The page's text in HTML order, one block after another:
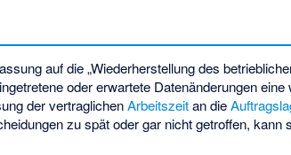
auf die „Wiederherstellung des
oder erwartete Datenänderungen
der vertraglichenArbeitszeitan die
zu spät oder gar nicht getroffen, kann